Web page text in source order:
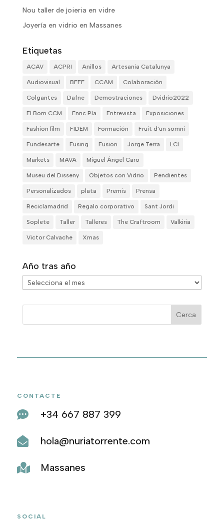
Nou taller de joieria en vidre
Joyería en vidrio en Massanes
Etiquetas
ACAV ACPRI Anillos Artesania Catalunya
Audiovisual BFFF CCAM Colaboración
Colgantes Dafne Demostraciones Dvidrio2022
El Born CCM Enric Pla Entrevista Exposiciones
Fashion film FIDEM Formación Fruit d'un somni
Fundesarte Fusing Fusion Jorge Terra LCI
Markets MAVA Miguel Ángel Caro
Museu del Disseny Objetos con Vidrio Pendientes
Personalizados plata Premis Prensa
Reciclamadrid Regalo corporativo Sant Jordi
Soplete Taller Talleres The Craftroom Valkiria
Victor Calvache Xmas
Año tras año
Año
tras
año
CONTACTE
 +34 667 887 399
 hola@nuriatorrente.com
 Massanes
SOCIAL